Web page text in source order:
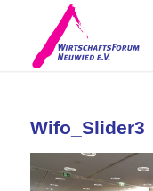
Wifo_Slider3